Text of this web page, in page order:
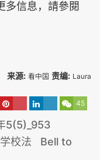
多信息，請參閱
来源: 看中国 责编: Laura
45
5(5)_953
学校法 Bell to